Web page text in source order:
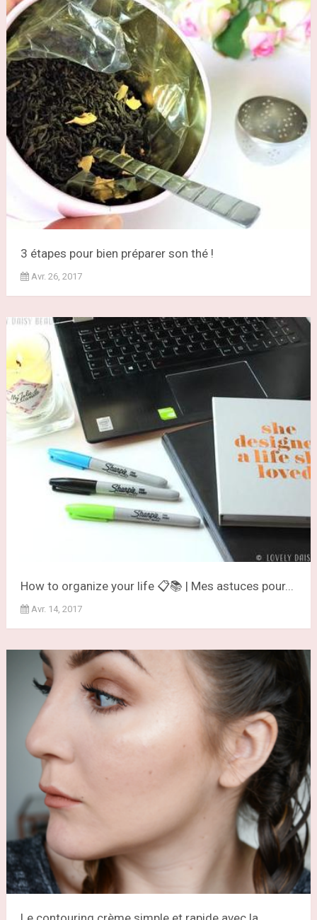
3 étapes pour bien préparer son thé !
Avr. 26, 2017
How to organize your life 📋📚 | Mes astuces pour...
Avr. 14, 2017